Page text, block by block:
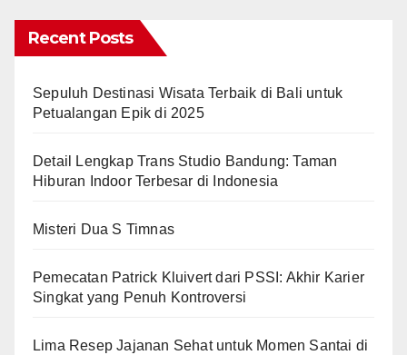
Recent Posts
Sepuluh Destinasi Wisata Terbaik di Bali untuk
Petualangan Epik di 2025
Detail Lengkap Trans Studio Bandung: Taman
Hiburan Indoor Terbesar di Indonesia
Misteri Dua S Timnas
Pemecatan Patrick Kluivert dari PSSI: Akhir Karier
Singkat yang Penuh Kontroversi
Lima Resep Jajanan Sehat untuk Momen Santai di